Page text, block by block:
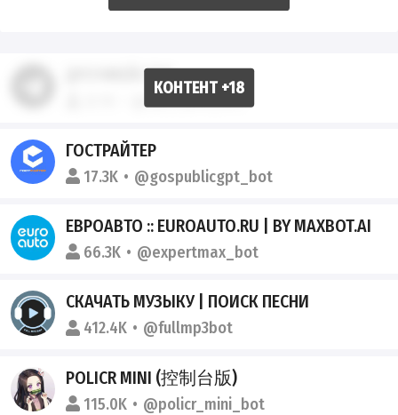
ДРОЧМЕЙСТЕР
@xyu_epta_bot
ГОСТРАЙТЕР
17.3K @gospublicgpt_bot
ЕВРОАВТО :: EUROAUTO.RU | BY MAXBOT.AI
66.3K @expertmax_bot
СКАЧАТЬ МУЗЫКУ | ПОИСК ПЕСНИ
412.4K @fullmp3bot
POLICR MINI (控制台版)
115.0K @policr_mini_bot